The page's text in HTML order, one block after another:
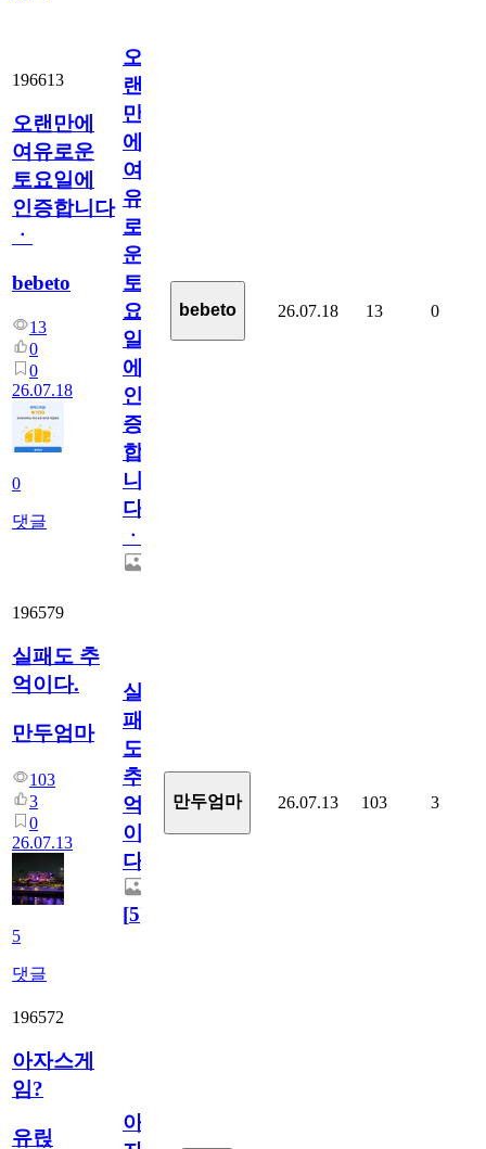
196613
오랜만에
여유로운
토요일에
인증합니다
ㆍ
bebeto
13
0
0
26.07.18
0
댓글
오
랜
만
에
여
유
로
운
토
요
일
에
인
증
합
니
다
ㆍ
bebeto 26.07.18 13 0
196579
실패도 추
억이다.
만두엄마
103
3
0
26.07.13
5
댓글
실
패
도
추
억
이
다.
[5]
만두엄마 26.07.13 103 3
196572
아자스게
임?
유릱
아